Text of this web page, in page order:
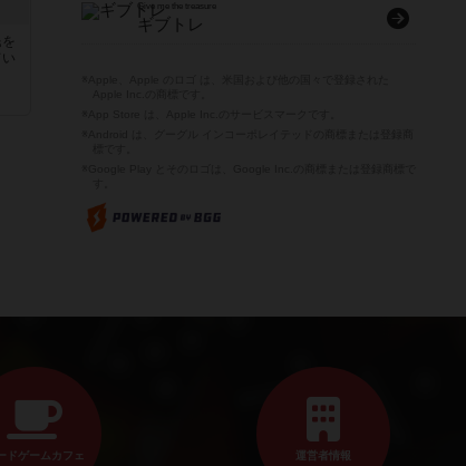
Give me the treasure
ギブトレ
ドゲームカフェ 運営者情報